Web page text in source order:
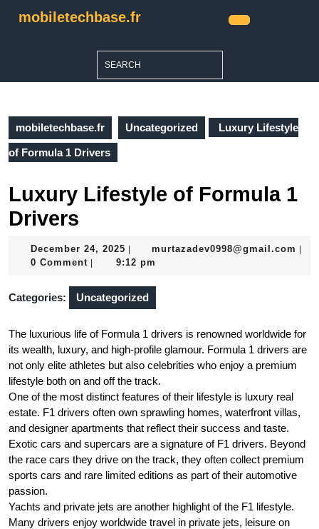
mobiletechbase.fr
mobiletechbase.fr Uncategorized Luxury Lifestyle
of Formula 1 Drivers
Luxury Lifestyle of Formula 1
Drivers
December 24, 2025 December
24,
murtazadev0998@gmail.com
0 Comment 9:12 pm
Categories: Uncategorized
The luxurious life of Formula 1 drivers is renowned worldwide for
its wealth, luxury, and high-profile glamour. Formula 1 drivers are
not only elite athletes but also celebrities who enjoy a premium
lifestyle both on and off the track.
One of the most distinct features of their lifestyle is luxury real
estate. F1 drivers often own sprawling homes, waterfront villas,
and designer apartments that reflect their success and taste.
Exotic cars and supercars are a signature of F1 drivers. Beyond
the race cars they drive on the track, they often collect premium
sports cars and rare limited editions as part of their automotive
passion.
Yachts and private jets are another highlight of the F1 lifestyle.
Many drivers enjoy worldwide travel in private jets, leisure on